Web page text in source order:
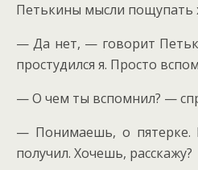
Петькины мысли пощупать
— Да нет, — говорит
простудился я. Просто
— О чем ты вспомнил? —
— Понимаешь, о пятерке.
получил. Хочешь, расскажу?